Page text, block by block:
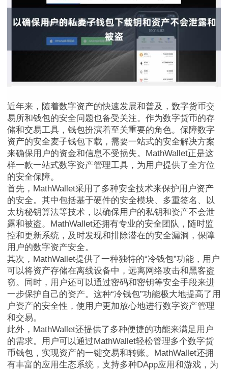
MathWalletNFT
近年来，随着数字资产的快速发展和普及，数字货币交
易所和钱包的安全问题也备受关注。作为数字货币的存
储和交易工具，钱包扮演着至关重要的角色。保障数字
资产的安全麦子钱包下载，需要一站式的安全解决方案
来确保用户的资金和信息不受损失。MathWallet正是这
样一款一站式数字资产管理工具，为用户提供了全方位
的安全保障。
首先，MathWallet采用了多种安全技术来保护用户资产
的安全。其中包括基于硬件的安全模块、多重签名、以
太坊秘钥算法等技术，以确保用户的私钥和资产不会泄
露和被盗。MathWallet还拥有专业的安全团队，随时监
控和更新系统，及时发现和排除潜在的安全漏洞，保障
用户的数字资产安全。
其次，MathWallet提供了一种独特的“冷钱包”功能，用户
可以将资产存储在离线设备中，远离网络攻击和黑客盗
窃。同时，用户还可以通过密码和密钥等安全手段来进
一步保护自己的资产。这种“冷钱包”功能极大地提高了用
户资产的安全性，使用户更加放心地进行数字资产管理
和交易。
此外，MathWallet还提供了多种便捷的功能来满足用户
的需求。用户可以通过MathWallet轻松管理多个数字货
币钱包，实现资产的一键交易和转账。MathWallet还拥
有丰富的应用生态系统，支持多种DApp应用和游戏，为